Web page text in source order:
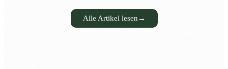
Alle Artikel lesen →